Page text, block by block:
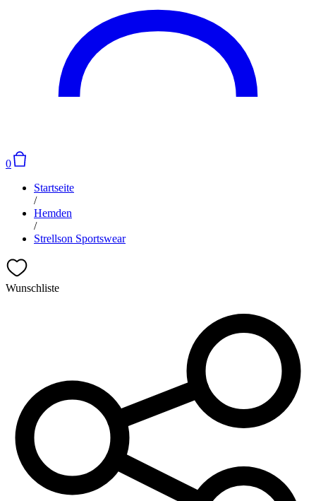
0
Startseite
/
Hemden
/
Strellson Sportswear
Wunschliste